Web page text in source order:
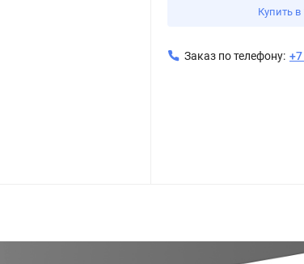
Купить в
Заказ по телефону: